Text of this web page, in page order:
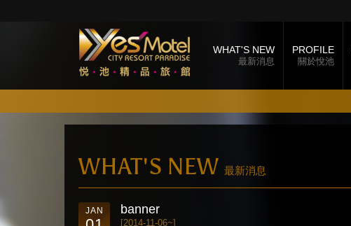
WHAT'S NEW
最新消息
PROFILE
關於悅池
WHAT'S NEW 最新消息
JAN banner
[2014-11-06~]